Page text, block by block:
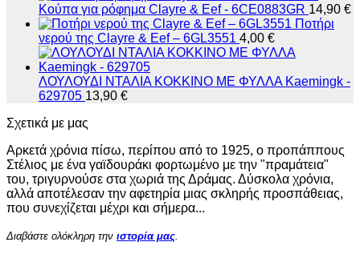
Κούπα για ρόφημα Clayre & Eef - 6CE0883GR 14,90 €
Ποτήρι
νερού της Clayre & Eef – 6GL3551 4,00 €
ΛΟΥΛΟΥΔΙ ΝΤΑΛΙΑ ΚΟΚΚΙΝΟ ΜΕ ΦΥΛΛΑ Kaemingk -
629705 13,90 €
Σχετικά με μας
Αρκετά χρόνια πίσω, περίπου από το 1925, ο προπάππους
Στέλιος με ένα γαϊδουράκι φορτωμένο με την "πραμάτεια"
του, τριγυρνούσε στα χωριά της Δράμας. Δύσκολα χρόνια,
αλλά αποτέλεσαν την αφετηρία μιας σκληρής προσπάθειας,
που συνεχίζεται μέχρι και σήμερα...
Διαβάστε ολόκληρη την ιστορία μας